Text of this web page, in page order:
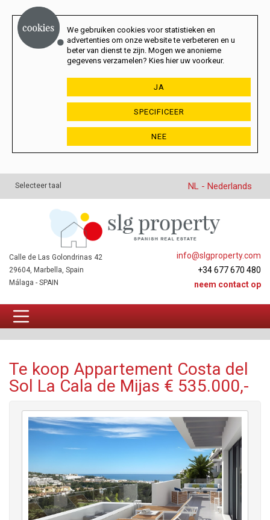
We gebruiken cookies voor statistieken en
advertenties om onze website te verbeteren en u
beter van dienst te zijn. Mogen we anonieme
gegevens verzamelen? Kies hier uw voorkeur.
JA
SPECIFICEER
NEE
Selecteer taal NL - Nederlands
info@slgproperty.com
+34 677 670 480
neem contact op
Calle de Las Golondrinas 42
29604, Marbella, Spain
Málaga - SPAIN
Te koop Appartement Costa del
Sol La Cala de Mijas € 535.000,-